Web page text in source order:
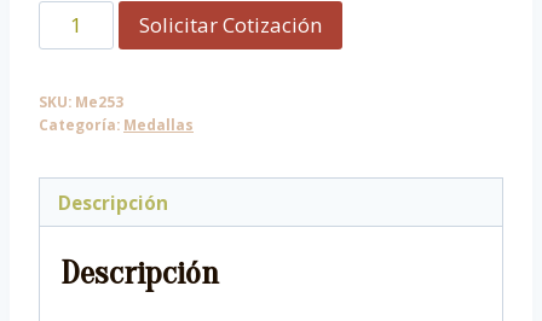
Medalla
de
niña.
Solicitar Cotización
SKU: Me253
Categoría: Medallas
Descripción
Descripción